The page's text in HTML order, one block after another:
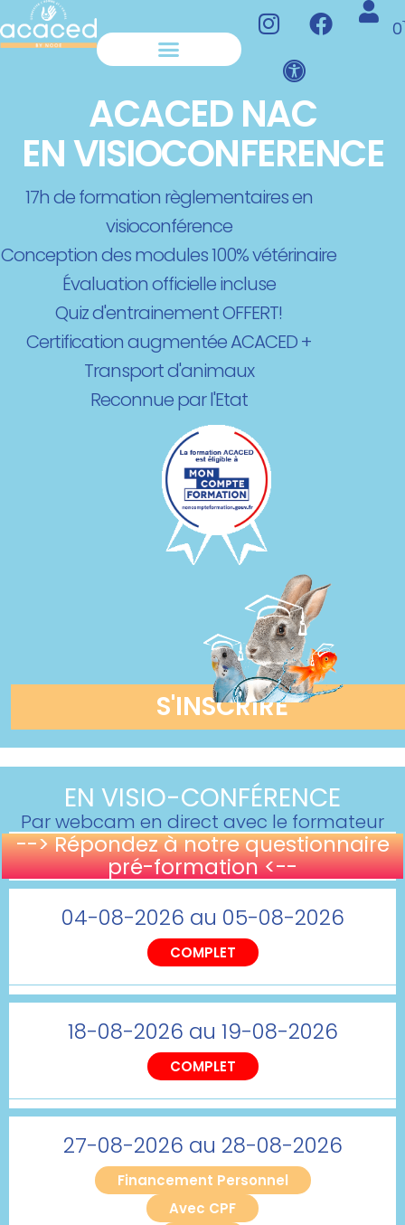
0
ACACED NAC
EN VISIOCONFERENCE
17h de formation règlementairesen
visioconférence
Conception des modules 100% vétérinaire
Évaluation officielle incluse
Quiz d'entrainement OFFERT!
Certification augmentée ACACED +
Transport d'animaux
Reconnue par l'Etat
S'INSCRIRE
EN VISIO-CONFÉRENCE
Par webcam en direct avec le formateur
--> Répondez à notre questionnaire
pré-formation <--
04-08-2026 au 05-08-2026
COMPLET
18-08-2026 au 19-08-2026
COMPLET
27-08-2026 au 28-08-2026
Financement Personnel
Avec CPF